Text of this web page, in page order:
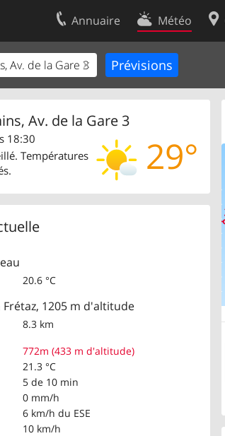
Annuaire Météo
Av. de la Gare 3
29°
18:30
Températures
20.6 °C
1205 m d'altitude
8.3 km
772m (433 m d'altitude)
21.3 °C
5 de 10 min
0 mm/h
6 km/h du ESE
10 km/h
Contact
Conditions